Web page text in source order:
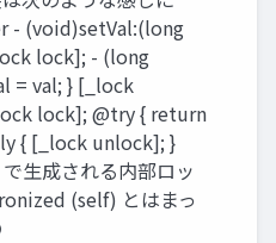
- (void)setVal:(long
lock]; - (long
= val; } [_lock
lock]; @try { return
{ [_lock unlock]; }
⽣成される内部ロッ
(self) とはまっ